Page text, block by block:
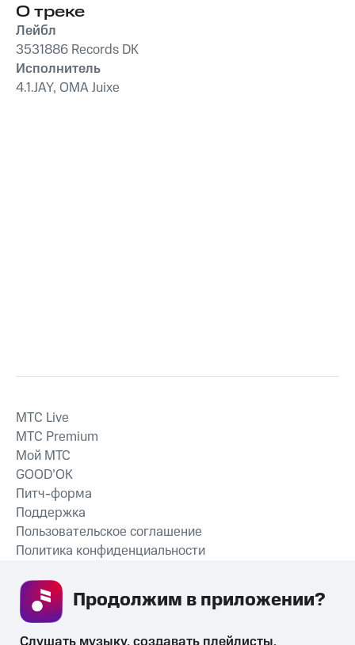
О треке
Лейбл
3531886 Records DK
Исполнитель
4.1.JAY, OMA Juixe
СКАЧАТЬ ПРИЛОЖЕНИЕ
MTС Live
MTС Premium
Мой МТС
GOOD’OK
Питч-форма
Поддержка
Пользовательское соглашение
Политика конфиденциальности